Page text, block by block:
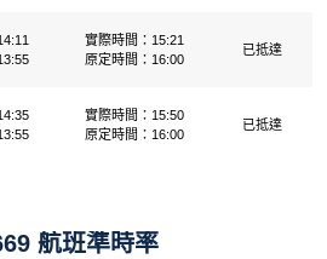
實際時間：15:21
原定時間：16:00
已抵達
實際時間：15:50
原定時間：16:00
已抵達
航班準時率